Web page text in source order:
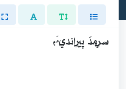
سرمدَ پيرانديءَ،